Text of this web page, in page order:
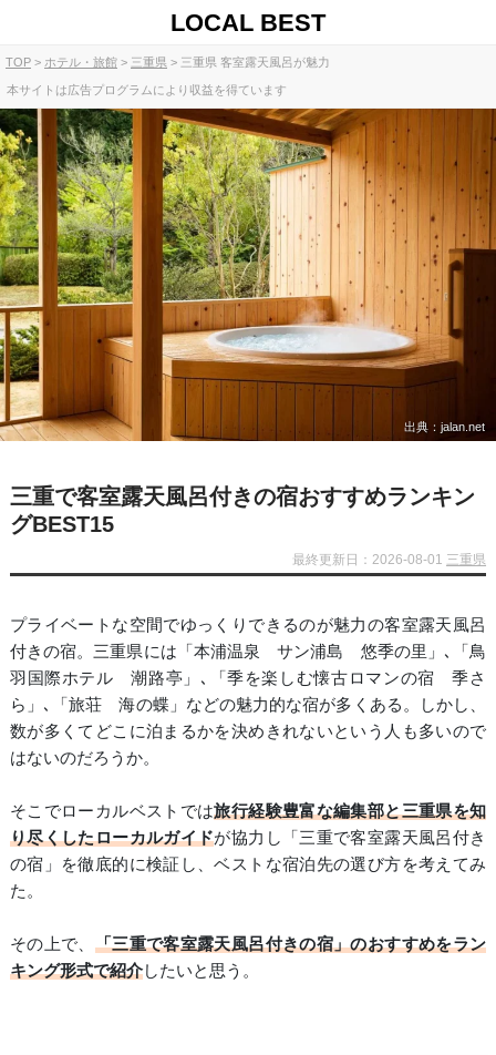
LOCAL BEST
TOP ホテル・旅館 三重県 三重県 客室露天風呂が魅力
本サイトは広告プログラムにより収益を得ています
出典：jalan.net
三重で客室露天風呂付きの宿おすすめランキン
グBEST15
最終更新日：2026-08-01 三重県
プライベートな空間でゆっくりできるのが魅力の客室露天風呂
付きの宿。三重県には「本浦温泉 サン浦島 悠季の里」､「鳥
羽国際ホテル 潮路亭」､「季を楽しむ懐古ロマンの宿 季さ
ら」､「旅荘 海の蝶」などの魅力的な宿が多くある。しかし、
数が多くてどこに泊まるかを決めきれないという人も多いので
はないのだろうか。
そこでローカルベストでは旅行経験豊富な編集部と三重県を知
り尽くしたローカルガイドが協力し「三重で客室露天風呂付き
の宿」を徹底的に検証し、ベストな宿泊先の選び方を考えてみ
た。
その上で、 「三重で客室露天風呂付きの宿」のおすすめをラン
キング形式で紹介したいと思う。